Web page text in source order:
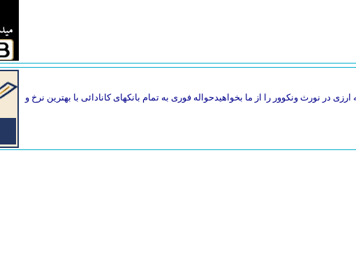
در نورث ونکوور را از ما بخواهیدحواله فوری به تمام بانکهای کانادائی با بهترین نرخ و